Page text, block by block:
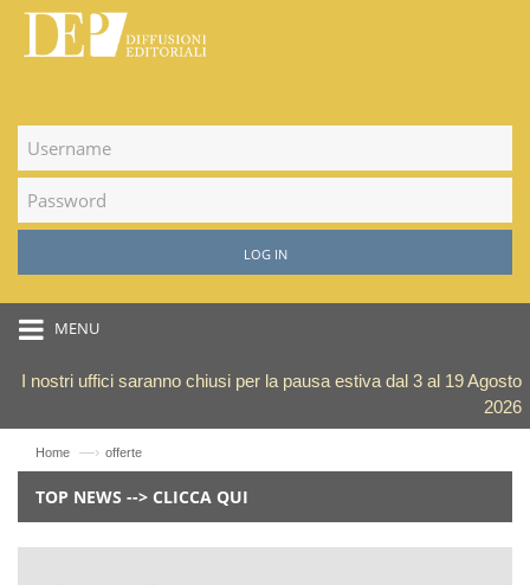
LOG IN
MENU
I nostri uffici saranno chiusi per la pausa estiva dal 3 al 19 Agosto
2026
Home —› offerte
TOP NEWS --> CLICCA QUI